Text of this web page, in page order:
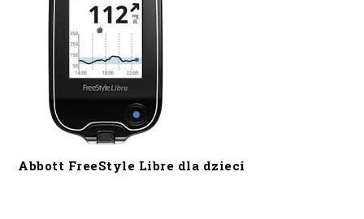
Abbott FreeStyle Libre dla dzieci